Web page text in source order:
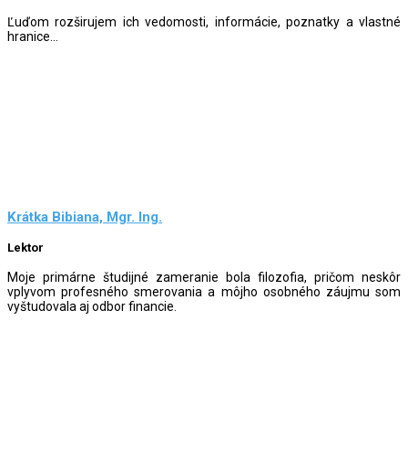
Ľuďom rozširujem ich vedomosti, informácie, poznatky a vlastné
hranice...
Krátka Bibiana, Mgr. Ing.
Lektor
Moje primárne študijné zameranie bola filozofia, pričom neskôr
vplyvom profesného smerovania a môjho osobného záujmu som
vyštudovala aj odbor financie.